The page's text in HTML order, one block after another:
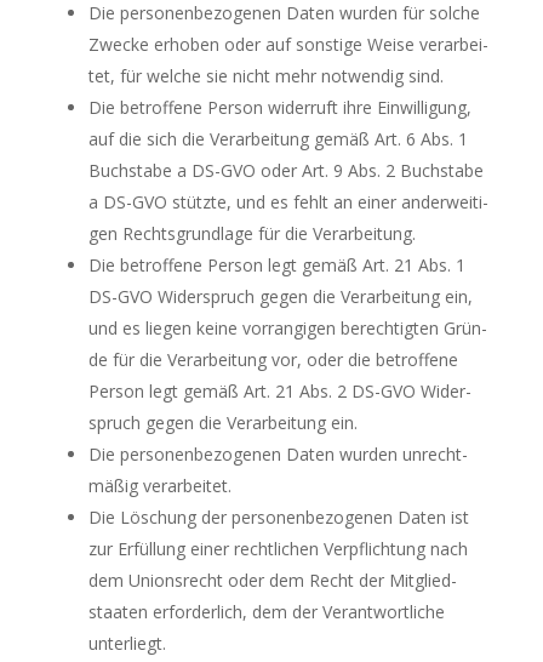
Die per­so­nen­be­zo­ge­nen Daten wur­den für sol­che
Zwe­cke erho­ben oder auf sons­ti­ge Wei­se ver­ar­bei­
tet, für wel­che sie nicht mehr not­wen­dig sind.
Die betrof­fe­ne Per­son wider­ruft ihre Ein­wil­li­gung,
auf die sich die Ver­ar­bei­tung gemäß Art. 6 Abs. 1
Buch­sta­be a DS-GVO oder Art. 9 Abs. 2 Buch­sta­be
a DS-GVO stütz­te, und es fehlt an einer ander­wei­ti­
gen Rechts­grund­la­ge für die Verarbeitung.
Die betrof­fe­ne Per­son legt gemäß Art. 21 Abs. 1
DS-GVO Wider­spruch gegen die Ver­ar­bei­tung ein,
und es lie­gen kei­ne vor­ran­gi­gen berech­tig­ten Grün­
de für die Ver­ar­bei­tung vor, oder die betrof­fe­ne
Per­son legt gemäß Art. 21 Abs. 2 DS-GVO Wider­
spruch gegen die Ver­ar­bei­tung ein.
Die per­so­nen­be­zo­ge­nen Daten wur­den unrecht­
mä­ßig verarbeitet.
Die Löschung der per­so­nen­be­zo­ge­nen Daten ist
zur Erfül­lung einer recht­li­chen Ver­pflich­tung nach
dem Uni­ons­recht oder dem Recht der Mit­glied­
staa­ten erfor­der­lich, dem der Ver­ant­wort­li­che
unterliegt.